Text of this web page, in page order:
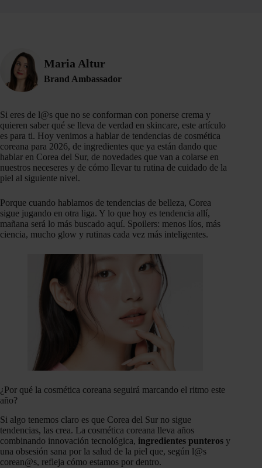
Maria Altur
Brand Ambassador
Si eres de l@s que no se conforman con ponerse crema y
quieren saber qué se lleva de verdad en skincare, este artículo
es para ti. Hoy venimos a hablar de tendencias de cosmética
coreana para 2026, de ingredientes que ya están dando que
hablar en Corea del Sur, de novedades que van a colarse en
nuestros neceseres y de cómo llevar tu rutina de cuidado de la
piel al siguiente nivel.
Porque cuando hablamos de tendencias de belleza, Corea
sigue jugando en otra liga. Y lo que hoy es tendencia allí,
mañana será lo más buscado aquí. Spoilers: menos líos, más
ciencia, mucho glow y rutinas cada vez más inteligentes.
¿Por qué la cosmética coreana seguirá marcando el ritmo este
año?
Si algo tenemos claro es que Corea del Sur no sigue
tendencias, las crea. La cosmética coreana lleva años
combinando innovación tecnológica, ingredientes punteros y
una obsesión sana por la salud de la piel que, según l@s
corean@s, refleja cómo estamos por dentro.